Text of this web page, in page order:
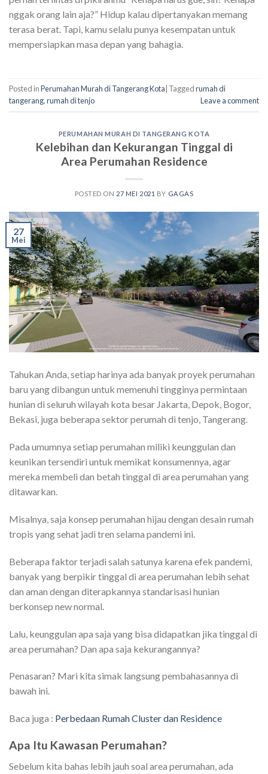
nggak orang lain aja?” Hidup kalau dipertanyakan memang
terasa berat. Tapi, kamu selalu punya kesempatan untuk
mempersiapkan masa depan yang bahagia.
Posted inPerumahan Murah di Tangerang Kota Taggedrumah di
tangerang,rumah di tenjo Leave a comment
PERUMAHAN MURAH DI TANGERANG KOTA
Kelebihan dan Kekurangan Tinggal di
Area Perumahan Residence
POSTED ON 27 MEI 2021 BY GAGAS
27
Mei
Tahukan Anda, setiap harinya ada banyak proyek perumahan
baru yang dibangun untuk memenuhi tingginya permintaan
hunian di seluruh wilayah kota besar Jakarta, Depok, Bogor,
Bekasi, juga beberapa sektor perumah di tenjo, Tangerang.
Pada umumnya setiap perumahan miliki keunggulan dan
keunikan tersendiri untuk memikat konsumennya, agar
mereka membeli dan betah tinggal di area perumahan yang
ditawarkan.
Misalnya, saja konsep perumahan hijau dengan desain rumah
tropis yang sehat jadi tren selama pandemi ini.
Beberapa faktor terjadi salah satunya karena efek pandemi,
banyak yang berpikir tinggal di area perumahan lebih sehat
dan aman dengan diterapkannya standarisasi hunian
berkonsep new normal.
Lalu, keunggulan apa saja yang bisa didapatkan jika tinggal di
area perumahan? Dan apa saja kekurangannya?
Penasaran? Mari kita simak langsung pembahasannya di
bawah ini.
Baca juga : Perbedaan Rumah Cluster dan Residence
Apa Itu Kawasan Perumahan?
Sebelum kita bahas lebih jauh soal area perumahan, ada